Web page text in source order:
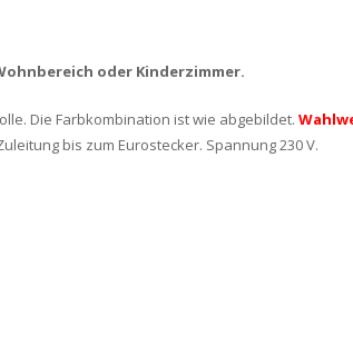
oder Kinderzimmer.
Die Farbkombination ist wie abgebildet.
bis zum Eurostecker. Spannung 230 V.